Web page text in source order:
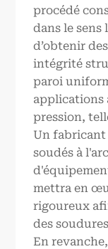
procédé
dans le
d’obtenir
intégrité
paroi
applications
pression,
Un fabricant
soudés à
mettra en
rigoureux
des
En